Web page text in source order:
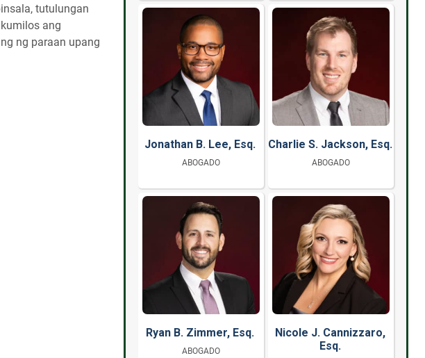
tutulungan
ang
ng paraan upang
Jonathan B. Lee, Esq.
ABOGADO
Charlie S. Jackson, Esq.
ABOGADO
Ryan B. Zimmer, Esq.
ABOGADO
Nicole J. Cannizzaro,
Esq.